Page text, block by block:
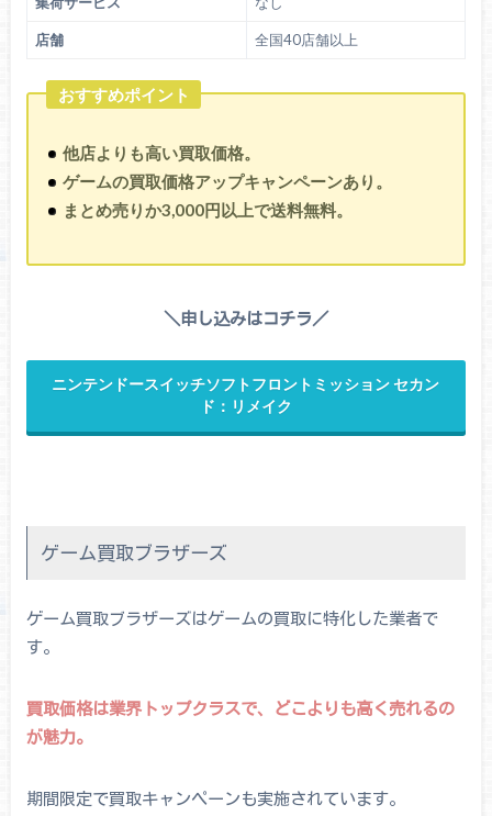
店舗 全国40店舗以上
おすすめポイント
他店よりも高い買取価格。
ゲームの買取価格アップキャンペーンあり。
まとめ売りか3,000円以上で送料無料。
＼申し込みはコチラ／
ニンテンドースイッチソフトフロントミッション セカン
ド：リメイク
ゲーム買取ブラザーズ
ゲーム買取ブラザーズはゲームの買取に特化した業者で
す。
買取価格は業界トップクラスで、どこよりも高く売れるの
が魅力。
期間限定で買取キャンペーンも実施されています。